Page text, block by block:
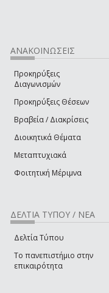
ΑΝΑΚΟΙΝΩΣΕΙΣ
Προκηρύξεις
Διαγωνισμών
Προκηρύξεις Θέσεων
Βραβεία / Διακρίσεις
Διοικητικά Θέματα
Μεταπτυχιακά
Φοιτητική Μέριμνα
ΔΕΛΤΙΑ ΤΥΠΟΥ / ΝΕΑ
Δελτία Τύπου
Το πανεπιστήμιο στην
επικαιρότητα